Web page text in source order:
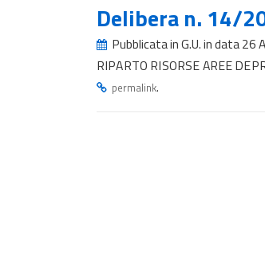
Delibera n. 14/
Pubblicata in G.U. in data 26
RIPARTO RISORSE AREE
permalink.